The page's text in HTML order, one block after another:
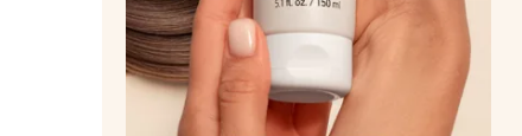
29 lei 20.30 lei